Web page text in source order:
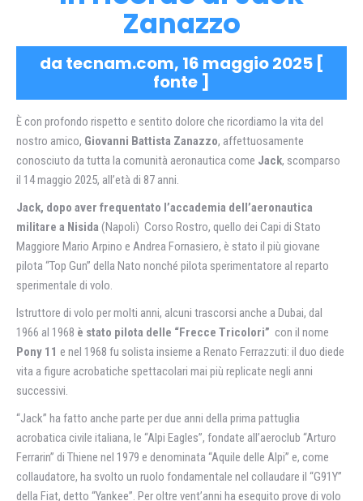
Zanazzo
da tecnam.com, 16 maggio 2025 [
fonte ]
È con profondo rispetto e sentito dolore che ricordiamo la vita del
nostro amico, Giovanni Battista Zanazzo, affettuosamente
conosciuto da tutta la comunità aeronautica come Jack, scomparso
il 14 maggio 2025, all’età di 87 anni.
Jack, dopo aver frequentato l’accademia dell’aeronautica
militare a Nisida (Napoli) Corso Rostro, quello dei Capi di Stato
Maggiore Mario Arpino e Andrea Fornasiero, è stato il più giovane
pilota “Top Gun” della Nato nonché pilota sperimentatore al reparto
sperimentale di volo.
Istruttore di volo per molti anni, alcuni trascorsi anche a Dubai, dal
1966 al 1968 è stato pilota delle “Frecce Tricolori” con il nome
Pony 11 e nel 1968 fu solista insieme a Renato Ferrazzuti: il duo diede
vita a figure acrobatiche spettacolari mai più replicate negli anni
successivi.
“Jack” ha fatto anche parte per due anni della prima pattuglia
acrobatica civile italiana, le “Alpi Eagles”, fondate all’aeroclub “Arturo
Ferrarin” di Thiene nel 1979 e denominata “Aquile delle Alpi” e, come
collaudatore, ha svolto un ruolo fondamentale nel collaudare il “G91Y”
della Fiat, detto “Yankee”. Per oltre vent’anni ha eseguito prove di volo